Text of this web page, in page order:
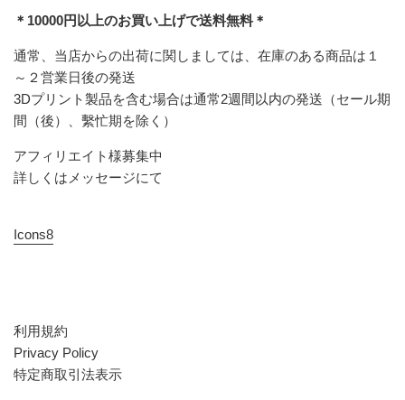
＊10000円以上のお買い上げで送料無料＊
通常、当店からの出荷に関しましては、在庫のある商品は１
～２営業日後の発送
3Dプリント製品を含む場合は通常2週間以内の発送（セール期
間（後）、繫忙期を除く）
アフィリエイト様募集中
詳しくはメッセージにて
Icons8
利用規約
Privacy Policy
特定商取引法表示